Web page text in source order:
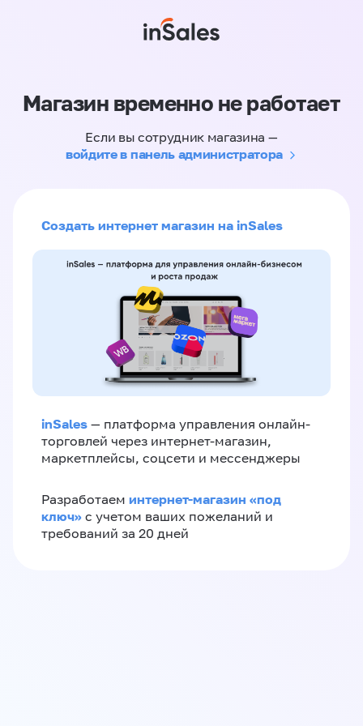
Магазин временно не работает
Если вы сотрудник магазина —
войдите в панель администратора
Создать интернет магазин на inSales
inSales — платформа управления онлайн-
торговлей через интернет-магазин,
маркетплейсы, соцсети и мессенджеры
Разработаем интернет-магазин «‎под
ключ»‎ с учетом ваших пожеланий и
требований за 20 дней